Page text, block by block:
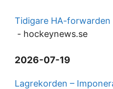
Tidigare HA-
- hockeynews.se
2026-07-19
Lagrekorden –